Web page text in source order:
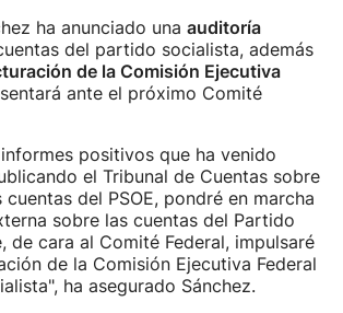
ha anunciado una auditoría
del partido socialista, además
de la Comisión Ejecutiva
ante el próximo Comité
positivos que ha venido
el Tribunal de Cuentas sobre
del PSOE, pondré en marcha
sobre las cuentas del Partido
de cara al Comité Federal, impulsaré
de la Comisión Ejecutiva Federal
ha asegurado Sánchez.